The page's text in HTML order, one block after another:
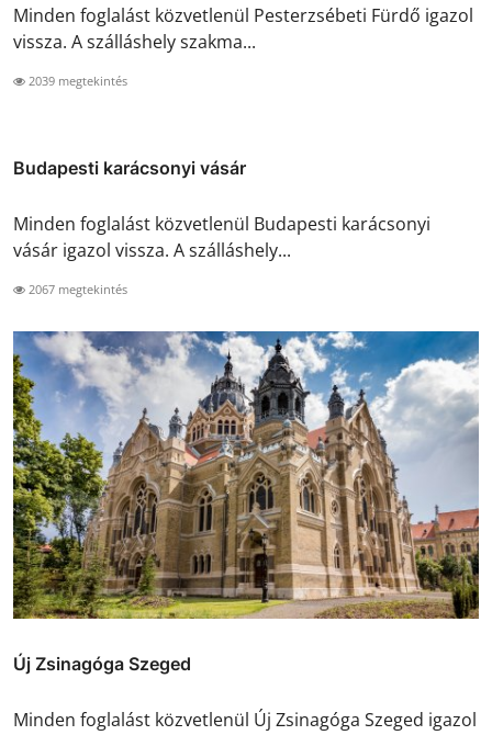
Minden foglalást közvetlenül Pesterzsébeti Fürdő igazol
vissza. A szálláshely szakma...
2039 megtekintés
Budapesti karácsonyi vásár
Minden foglalást közvetlenül Budapesti karácsonyi
vásár igazol vissza. A szálláshely...
2067 megtekintés
Új Zsinagóga Szeged
Minden foglalást közvetlenül Új Zsinagóga Szeged igazol